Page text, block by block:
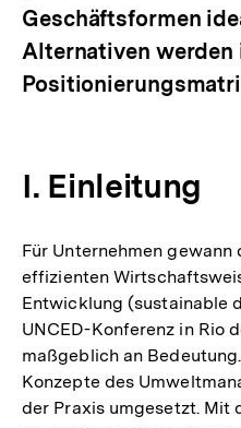
Geschäftsformen
Alternativen werden
I. Einleitung
Für Unternehmen gewann
effizienten
Entwicklung (sustainable
UNCED-Konferenz in Rio
maßgeblich an
Konzepte des
der Praxis umgesetzt. Mit